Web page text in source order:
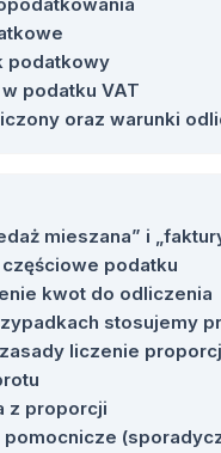
podatkowy
podatku VAT
oraz warunki
mieszana” i
podatku
kwot do odliczenia
stosujemy
liczenie
z proporcji
pomocnicze